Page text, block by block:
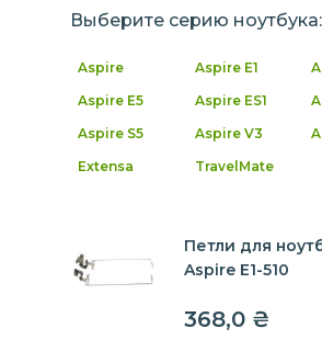
Выберите серию ноутбука:
Aspire Aspire E1
Aspire E5
Aspire ES1
Aspire S5
Aspire V3
Extensa
TravelMate
Петли для
Aspire E1-510
368,0 ₴